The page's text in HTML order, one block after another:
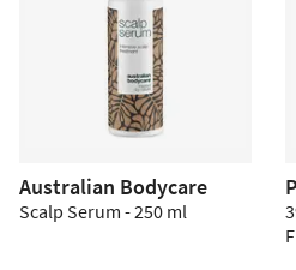
Australian Bodycare
Scalp Serum - 250 ml